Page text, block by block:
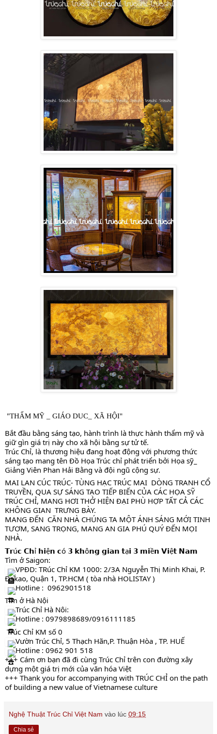
"THẨM MỸ _ GIÁO DUC_ XÃ HỘI"
Bắt đầu bằng sáng tạo, hành trình là thực hành thẩm mỹ và
giữ gìn giá trị này cho xã hội bằng sự tử tế.
Trúc Chỉ, là thương hiệu đang hoạt động với phương thức
sáng tạo mang tên Đồ Họa Trúc chỉ phát triển bởi Họa sỹ_
Giảng Viên Phan Hải Bằng và đội ngũ cộng sự.
MAI LAN CÚC TRÚC- TÙNG HẠC TRÚC MAI  DÒNG TRANH CỔ
TRUYỀN, QUA SỰ SÁNG TẠO TIẾP BIẾN CỦA CÁC HỌA SỸ
TRÚC CHỈ, MANG HƠI THỞ HIỆN ĐẠI PHÙ HỢP TẤT CẢ CÁC
KHÔNG GIAN  TRƯNG BÀY.
MANG ĐẾN  CĂN NHÀ CHÚNG TA MỘT ÁNH SÁNG MỚI TINH
TƯƠM, SANG TRỌNG, MANG AN GIA PHÚ QUÝ ĐẾN MỌI
NHÀ.
𝗧𝗿ú𝗰 𝗖𝗵ỉ 𝗵𝗶ệ𝗻 𝗰ó 𝟯 𝗸𝗵ô𝗻𝗴 𝗴𝗶𝗮𝗻 𝘁ạ𝗶 𝟯 𝗺𝗶ề𝗻 𝗩𝗶ệ𝘁 𝗡𝗮𝗺
Tìm ở Saigon:
VPĐD: TRúc Chỉ KM 1000: 2/3A Nguyễn Thị Minh Khai, P.
Đakao, Quận 1, TP.HCM ( tòa nhà HOLISTAY )
Hotline :  0962901518
Tìm ở Hà Nội
Trúc Chỉ Hà Nôi:
Hotline : 0979898689/0916111185
Trúc Chỉ KM số 0
Vườn Trúc Chỉ, 5 Thạch Hãn,P. Thuận Hòa , TP. HUẾ
Hotline : 0962 901 518
+++ Cám ơn bạn đã đi cùng Trúc Chỉ trên con đường xây
dựng một giá trị mới của văn hóa Việt
+++ Thank you for accompanying with TRÚC CHỈ on the path
of building a new value of Vietnamese culture
Nghệ Thuật Trúc Chỉ Việt Nam vào lúc 09:15
Chia sẻ